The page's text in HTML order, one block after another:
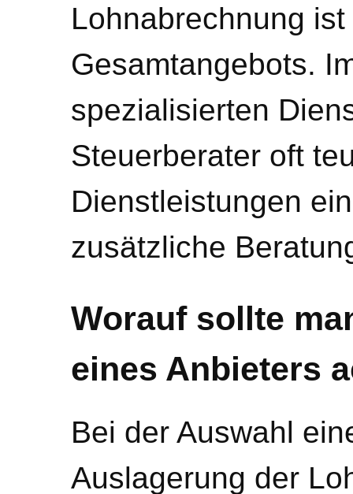
Lohnabrechnung
Gesamtangebots.
spezialisierten
Steuerberater oft
Dienstleistungen
zusätzliche
Worauf sollte
eines Anbieters
Bei der Auswahl
Auslagerung der